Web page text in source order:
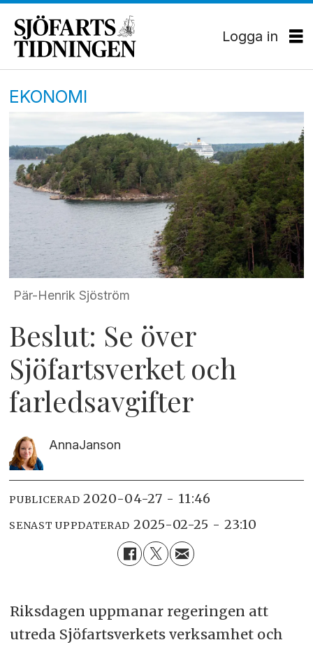
Logga in
EKONOMI
Pär-Henrik Sjöström
Beslut: Se över
Sjöfartsverket och
farledsavgifter
AnnaJanson
PUBLICERAD 2020-04-27 - 11:46
SENAST UPPDATERAD 2025-02-25 - 23:10
Riksdagen uppmanar regeringen att
utreda Sjöfartsverkets verksamhet och